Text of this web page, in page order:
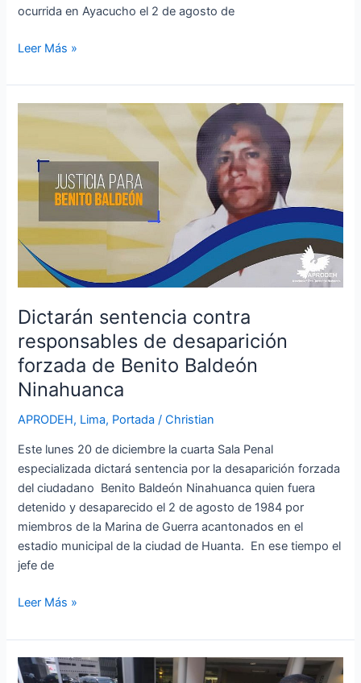
ocurrida en Ayacucho el 2 de agosto de
Leer Más »
Dictarán sentencia contra
responsables de desaparición
forzada de Benito Baldeón
Ninahuanca
APRODEH, Lima, Portada /Christian
Este lunes 20 de diciembre la cuarta Sala Penal
especializada dictará sentencia por la desaparición forzada
del ciudadano Benito Baldeón Ninahuanca quien fuera
detenido y desaparecido el 2 de agosto de 1984 por
miembros de la Marina de Guerra acantonados en el
estadio municipal de la ciudad de Huanta. En ese tiempo el
jefe de
Dictarán
contra
responsables
desaparición
forzada
de
Benito
Baldeón
Ninahuanca
Leer Más »
Perú: